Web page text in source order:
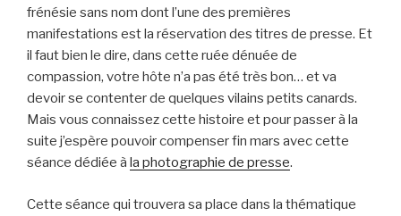
frénésie sans nom dont l’une des premières
manifestations est la réservation des titres de presse. Et
il faut bien le dire, dans cette ruée dénuée de
compassion, votre hôte n’a pas été très bon… et va
devoir se contenter de quelques vilains petits canards.
Mais vous connaissez cette histoire et pour passer à la
suite j’espère pouvoir compenser fin mars avec cette
séance dédiée à la photographie de presse.
Cette séance qui trouvera sa place dans la thématique